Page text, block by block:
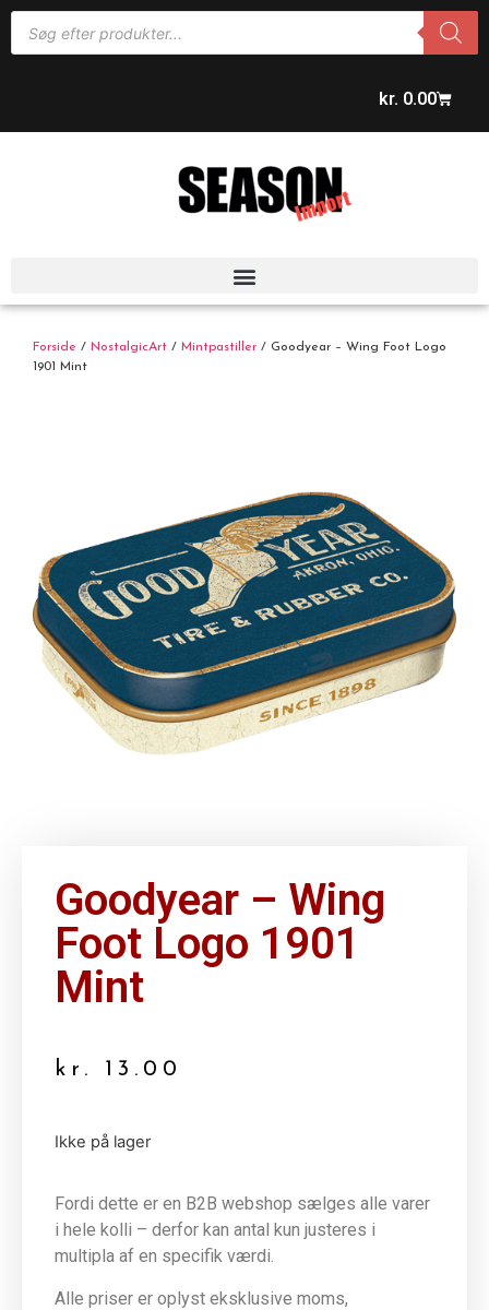
kr. 0.00
Forside / NostalgicArt / Mintpastiller / Goodyear – Wing Foot Logo
1901 Mint
Goodyear – Wing
Foot Logo 1901
Mint
kr. 13.00
Ikke på lager
Fordi dette er en B2B webshop sælges alle varer
i hele kolli – derfor kan antal kun justeres i
multipla af en specifik værdi.
Alle priser er oplyst eksklusive moms,